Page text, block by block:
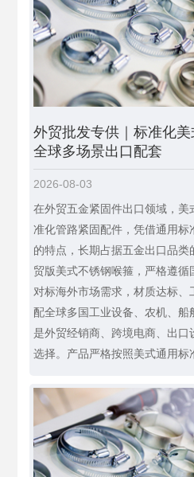
外贸批发专供｜标准化
全球多场景出口配套
2026-08-03
在外贸五金紧固件出口领域，
准化管路紧固配件，凭借通用
的特点，长期占据五金出口品
贸版美式不锈钢喉箍，严格遵循
对标海外市场需求，材质达标
配全球多国工业设备、农机、船
是外贸经销商、跨境电商、出
选择。产品严格按照美式通用